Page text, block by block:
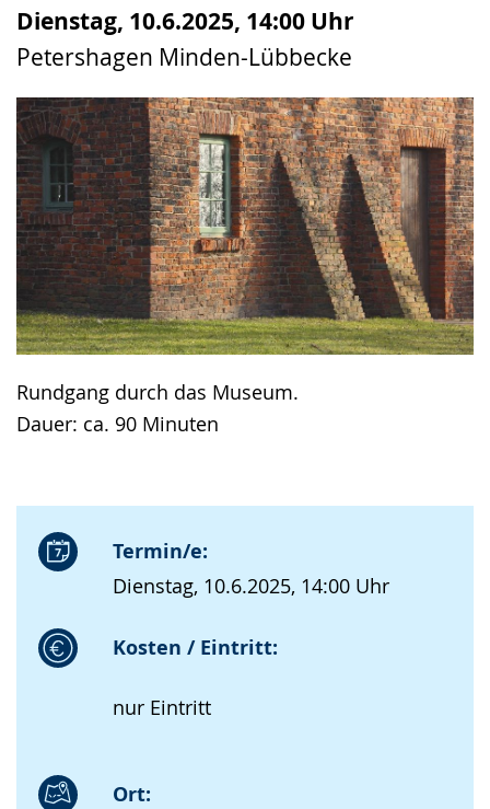
Dienstag, 10.6.2025, 14:00 Uhr
Petershagen Minden-Lübbecke
Rundgang durch das Museum.
Dauer: ca. 90 Minuten
Termin/e:
Dienstag, 10.6.2025, 14:00 Uhr
Kosten / Eintritt:
nur Eintritt
Ort:
Gebärdensprache
wird